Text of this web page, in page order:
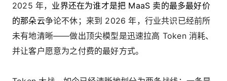
2025 年， 业界还在为谁才是把 MaaS 卖的最多最好价
的那朵云争论不休；来到 2026 年，行业共识已经前所
未有地清晰——做出顶尖模型是迅速拉高 Token 消耗、
并让客户愿意为之付费的最好方式。